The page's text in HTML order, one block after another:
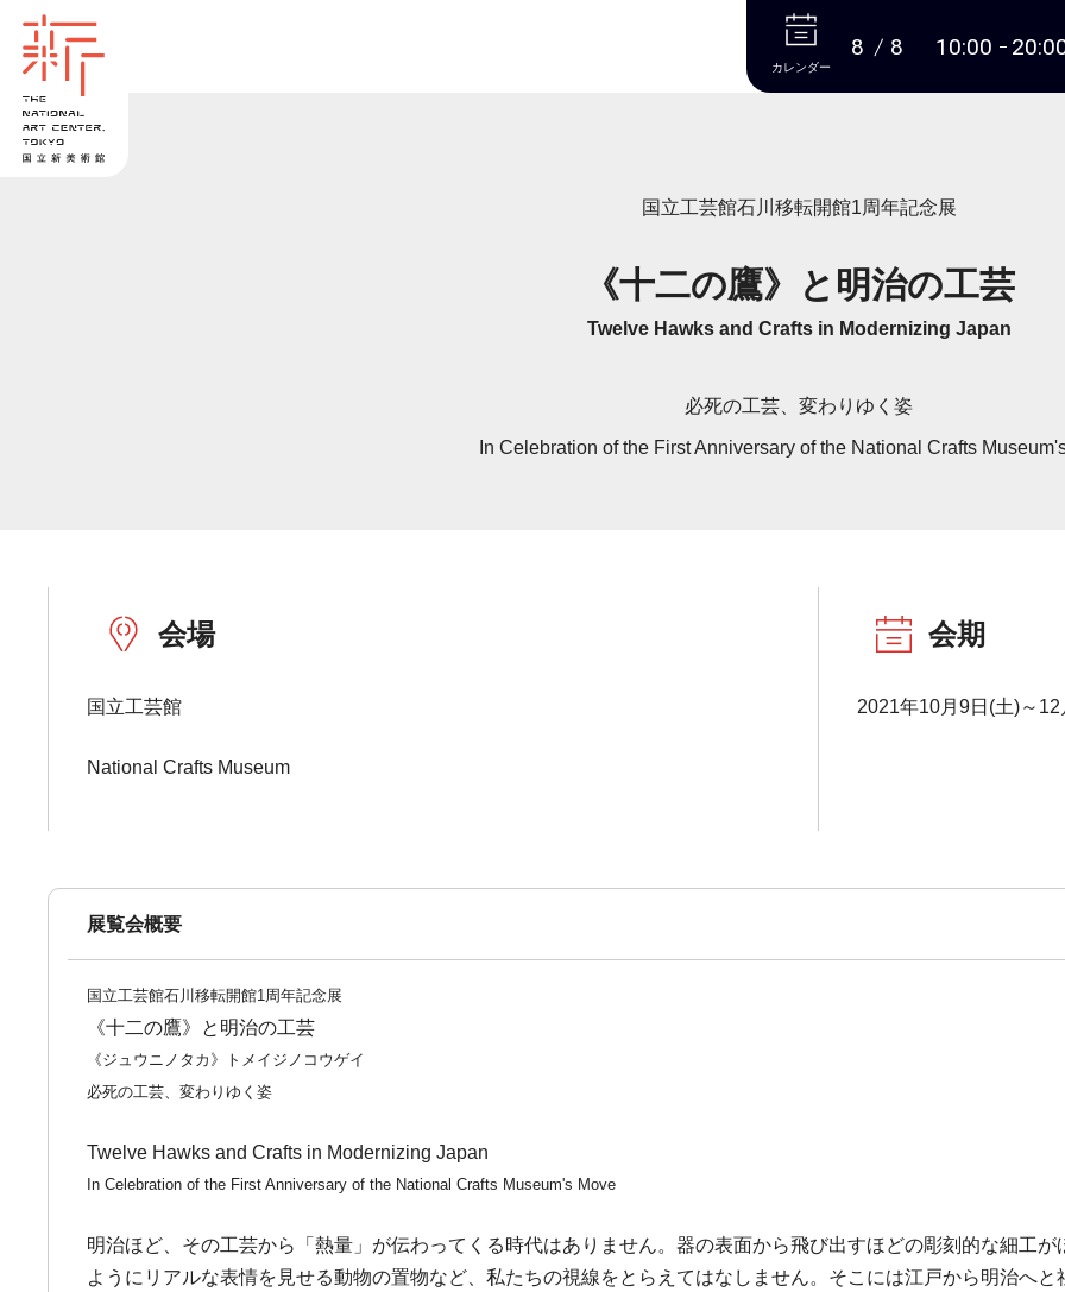
本文へ
カレンダー
8 8 10:00
国立工芸館石川移転開館1周年記念展
《十二の鷹》と明治の工芸
Twelve Hawks and Crafts in Modernizing Japan
必死の工芸、変わりゆく姿
In Celebration of the First Anniversary of the National Crafts
会場
国立工芸館
National Crafts Museum
会期
2021年10月9日(土)～
展覧会概要
国立工芸館石川移転開館1周年記念展
《十二の鷹》と明治の工芸
《ジュウニノタカ》トメイジノコウゲイ
必死の工芸、変わりゆく姿
Twelve Hawks and Crafts in Modernizing Japan
In Celebration of the First Anniversary of the National Crafts Museum's Move
明治ほど、その工芸から「熱量」が伝わってくる時代はありません。器の表面から飛び出すほどの彫刻的な細工
ようにリアルな表情を見せる動物の置物など、私たちの視線をとらえてはなしません。そこには江戸から明治へ